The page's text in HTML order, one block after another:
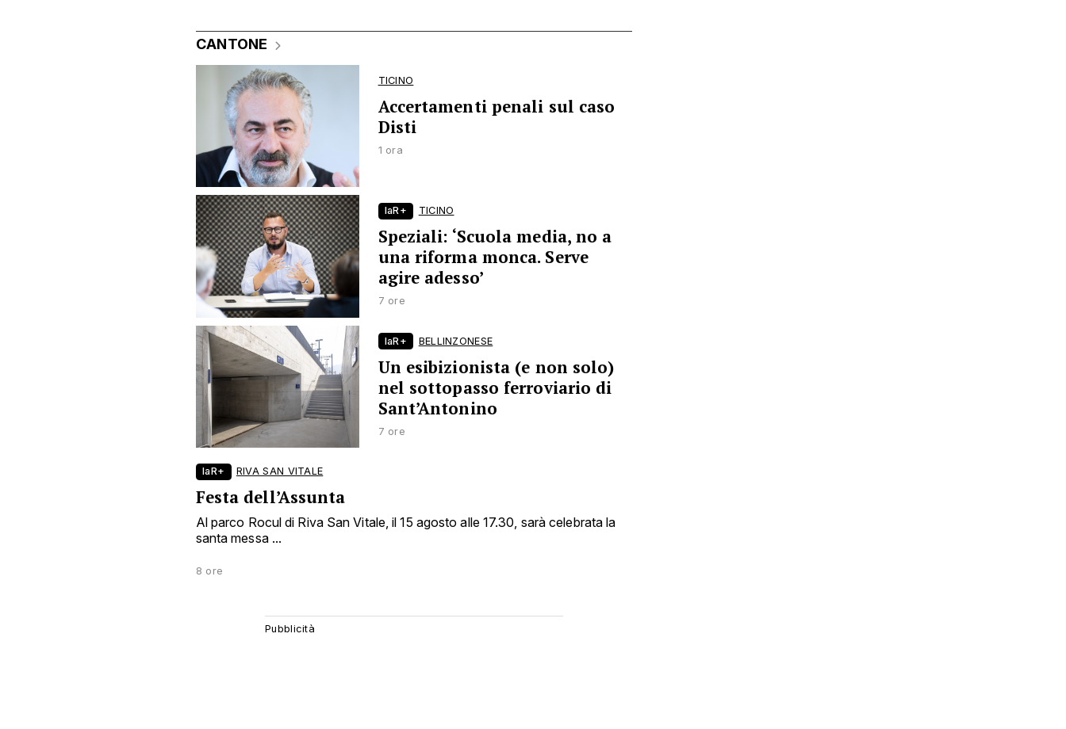
CANTONE
TICINO
Accertamenti penali sul caso
Disti
1 ora
laR+ TICINO
Speziali: ‘Scuola media, no a
una riforma monca. Serve
agire adesso’
7 ore
laR+ BELLINZONESE
Un esibizionista (e non solo)
nel sottopasso ferroviario di
Sant’Antonino
7 ore
laR+ RIVA SAN VITALE
Festa dell’Assunta
Al parco Rocul di Riva San Vitale, il 15 agosto alle 17.30, sarà celebrata la
santa messa ...
8 ore